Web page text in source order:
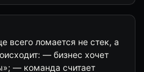
всего ломается не стек, а
— бизнес хочет
— команда считает